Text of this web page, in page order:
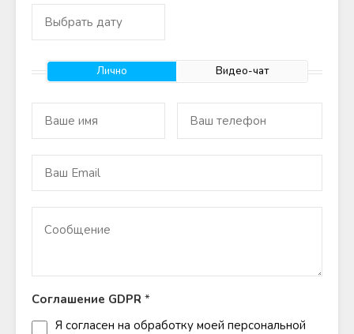
Лично Видео-чат
Соглашение GDPR *
Я согласен на обработку моей персональной